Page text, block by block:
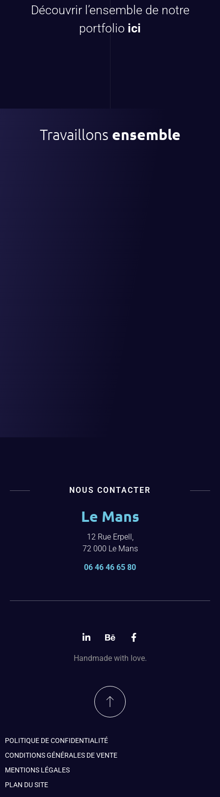
Découvrir l’ensemble de notre
portfolio ici
Travaillons ensemble
NOUS CONTACTER
Le Mans
12 Rue Erpell,
72 000 Le Mans
06 46 46 65 80
POLITIQUE DE CONFIDENTIALITÉ
CONDITIONS GÉNÉRALES DE VENTE
MENTIONS LÉGALES
PLAN DU SITE
Handmade with love.